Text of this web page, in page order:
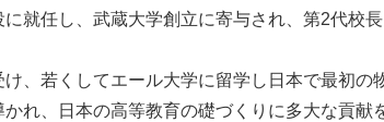
就任し、武蔵大学創立に寄与され、第2代校
、若くしてエール大学に留学し日本で最初の
れ、日本の高等教育の礎づくりに多大な貢献